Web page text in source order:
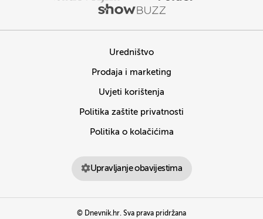
Uredništvo
Prodaja i marketing
Uvjeti korištenja
Politika zaštite privatnosti
Politika o kolačićima
Upravljanje obavijestima
© Dnevnik.hr. Sva prava pridržana